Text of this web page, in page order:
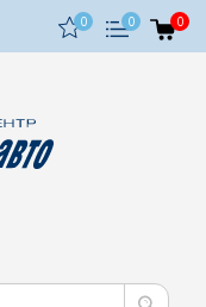
0 0 0